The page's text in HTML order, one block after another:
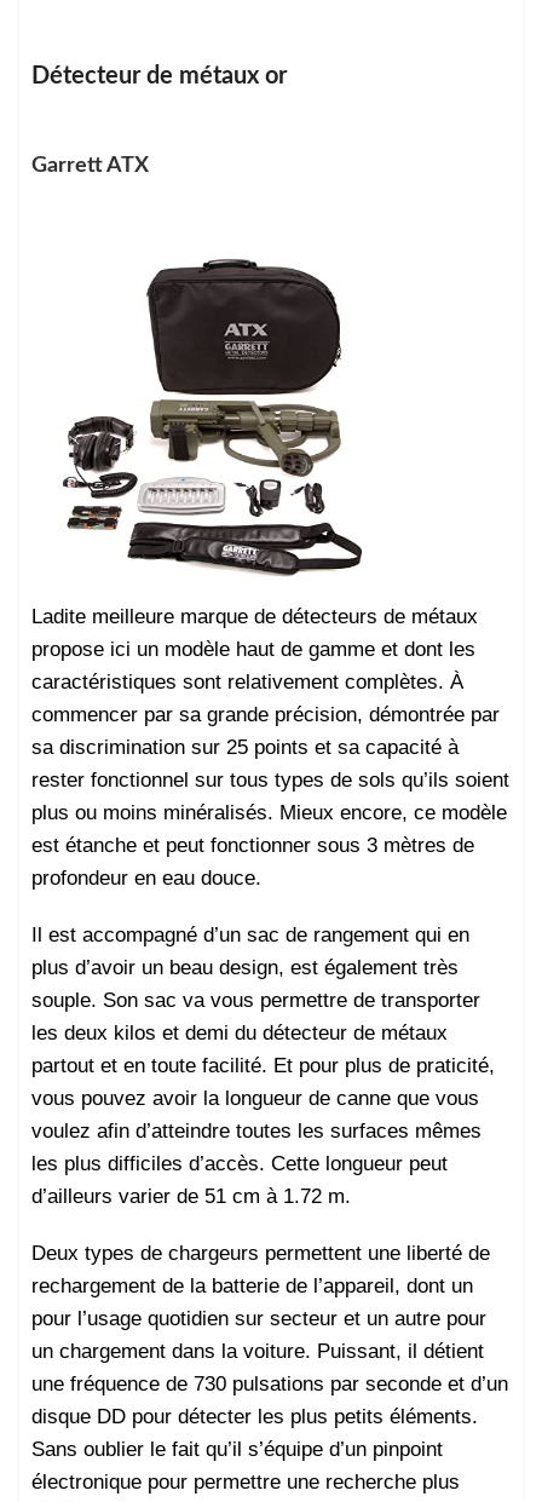
Détecteur de métaux or
Garrett ATX
Ladite meilleure marque de détecteurs de métaux
propose ici un modèle haut de gamme et dont les
caractéristiques sont relativement complètes. À
commencer par sa grande précision, démontrée par
sa discrimination sur 25 points et sa capacité à
rester fonctionnel sur tous types de sols qu’ils soient
plus ou moins minéralisés. Mieux encore, ce modèle
est étanche et peut fonctionner sous 3 mètres de
profondeur en eau douce.
Il est accompagné d’un sac de rangement qui en
plus d’avoir un beau design, est également très
souple. Son sac va vous permettre de transporter
les deux kilos et demi du détecteur de métaux
partout et en toute facilité. Et pour plus de praticité,
vous pouvez avoir la longueur de canne que vous
voulez afin d’atteindre toutes les surfaces mêmes
les plus difficiles d’accès. Cette longueur peut
d’ailleurs varier de 51 cm à 1.72 m.
Deux types de chargeurs permettent une liberté de
rechargement de la batterie de l’appareil, dont un
pour l’usage quotidien sur secteur et un autre pour
un chargement dans la voiture. Puissant, il détient
une fréquence de 730 pulsations par seconde et d’un
disque DD pour détecter les plus petits éléments.
Sans oublier le fait qu’il s’équipe d’un pinpoint
électronique pour permettre une recherche plus